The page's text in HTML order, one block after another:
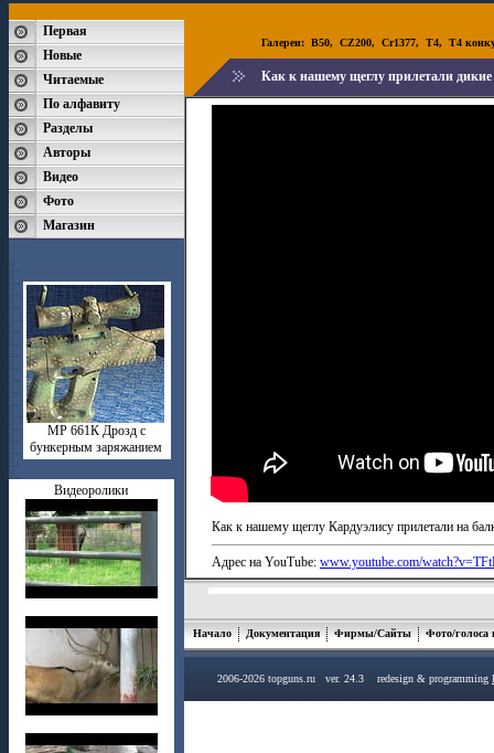
Первая
Новые
Читаемые
По алфавиту
Разделы
Авторы
Видео
Фото
Магазин
МР 661К Дрозд с
бункерным заряжанием
Видеоролики
Галереи: B50, CZ200, Cr1377, T4, T4
Как к нашему щеглу прилетали
Как к нашему щеглу Кардуэлису прилетали на
Адрес на YouTube: www.youtube.com/
Начало Документация Фирмы/Сайты Фото/голоса
2006-2026 topguns.ru ver. 24.3 redesign & programming